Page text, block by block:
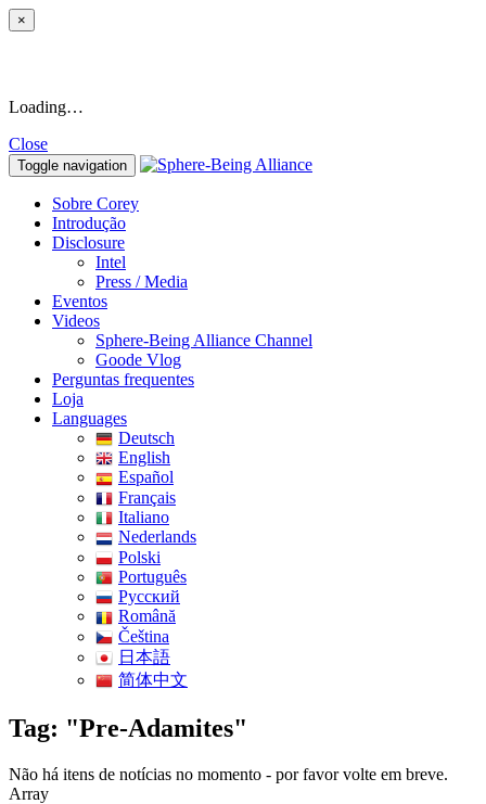
×
Loading…
Close
Toggle navigation
Sobre Corey
Introdução
Disclosure
Intel
Press / Media
Eventos
Videos
Sphere-Being Alliance Channel
Goode Vlog
Perguntas frequentes
Loja
Languages
Deutsch
English
Español
Français
Italiano
Nederlands
Polski
Português
Pусский
Română
Čeština
日本語
简体中文
Tag: "Pre-Adamites"
Não há itens de notícias no momento - por favor volte em breve.
Array